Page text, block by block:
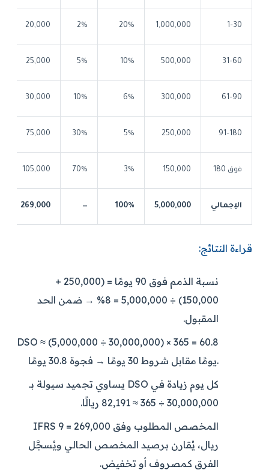
1–30
1,000,000
20%
2%
20,000
31–60
500,000
10%
5%
25,000
61–90
300,000
6%
10%
30,000
91–180
250,000
5%
30%
75,000
فوق 180 150,000
3%
70%
105,000
الإجمالي 5,000,000
100%
—
269,000
قراءة النتائج:
نسبة الذمم فوق 90 يومًا = (250,000 +
150,000) ÷ 5,000,000 =
8%
→ ضمن الحد
المقبول.
DSO ≈ (5,000,000 ÷ 30,000,000) × 365 = 60.8
يومًامقابل شروط 30 يومًا → فجوة 30.8 يومًا.
كل يوم زيادة في DSO يساوي تجميد سيولة بـ
30,000,000 ÷ 365 ≈
82,191 ريالًا
.
المخصص المطلوب وفق IFRS 9 = 269,000
ريال، يُقارن برصيد المخصص الحالي ويُسجَّل
الفرق كمصروف أو تخفيض.